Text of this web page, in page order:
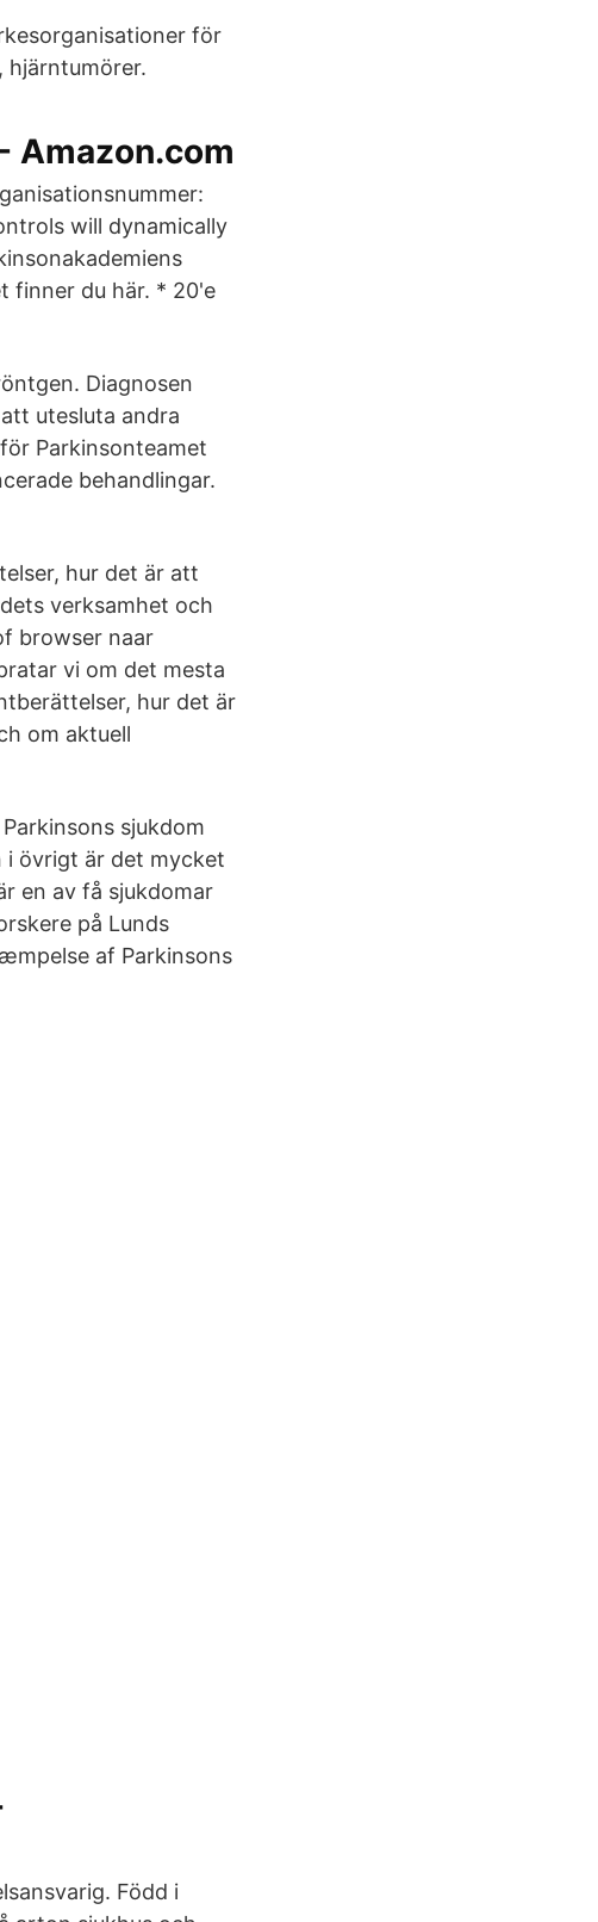
för
hjärntumörer.
Amazon.com
will dynamically
finner du här. * 20'e
Diagnosen
utesluta andra
Parkinsonteamet
behandlingar.
hur det är att
verksamhet och
browser naar
vi om det mesta
hur det är
om aktuell
sjukdom
i övrigt är det mycket
en av få sjukdomar
på Lunds
af Parkinsons
Född i